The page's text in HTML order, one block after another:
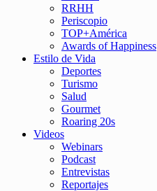
RRHH
Periscopio
TOP+América
Awards of Happiness
Estilo de Vida
Deportes
Turismo
Salud
Gourmet
Roaring 20s
Videos
Webinars
Podcast
Entrevistas
Reportajes